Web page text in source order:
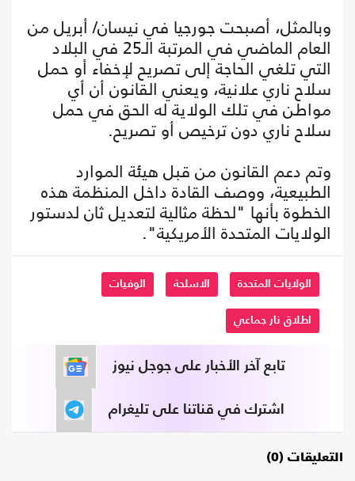
وبالمثل، أصبحت جورجيا في نيسان/ أبريل من
العام الماضي في المرتبة الـ25 في البلاد
التي تلغي الحاجة إلى تصريح لإخفاء أو حمل
سلاح ناري علانية، ويعني القانون أن أي
مواطن في تلك الولاية له الحق في حمل
سلاح ناري دون ترخيص أو تصريح.
وتم دعم القانون من قبل هيئة الموارد
الطبيعية، ووصف القادة داخل المنظمة هذه
الخطوة بأنها "لحظة مثالية لتعديل ثان لدستور
الولايات المتحدة الأمريكية".
الولايات المتحدة الاسلحة الوفيات
اطلاق نار جماعي
تابع آخر الأخبار على جوجل نيوز
اشترك في قناتنا على تليغرام
التعليقات (0)